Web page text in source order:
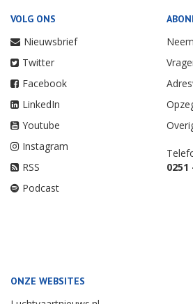
VOLG ONS
Nieuwsbrief
Twitter
Facebook
LinkedIn
Youtube
Instagram
RSS
Podcast
0251
ONZE WEBSITES